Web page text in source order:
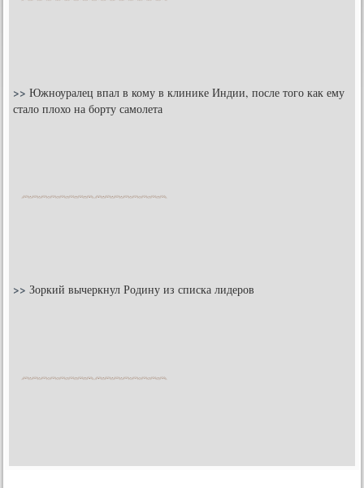
>>Южноуралец впал в кому в клинике Индии, после того как ему
стало плохо на борту самолета
>>Зоркий вычеркнул Родину из списка лидеров